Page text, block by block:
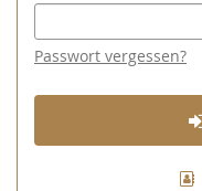
Passwort vergessen?